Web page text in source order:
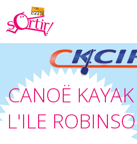
CANOË
L'ILE